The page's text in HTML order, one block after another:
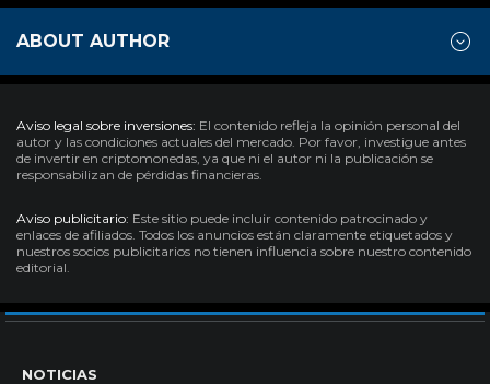
ABOUT AUTHOR
Aviso legal sobre inversiones: El contenido refleja la opinión personal del
autor y las condiciones actuales del mercado. Por favor, investigue antes
de invertir en criptomonedas, ya que ni el autor ni la publicación se
responsabilizan de pérdidas financieras.
Aviso publicitario: Este sitio puede incluir contenido patrocinado y
enlaces de afiliados. Todos los anuncios están claramente etiquetados y
nuestros socios publicitarios no tienen influencia sobre nuestro contenido
editorial.
NOTICIAS